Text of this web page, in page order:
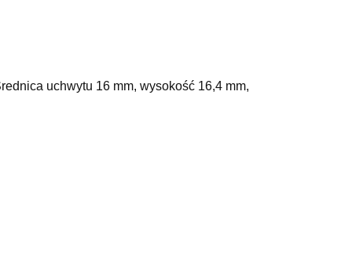
uchwytu 16 mm, wysokość 16,4 mm,